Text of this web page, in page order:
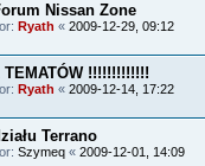
Nissan Zone
Ryath « 2009-12-29, 09:12
TEMATÓW !!!!!!!!!!!!!
Ryath « 2009-12-14, 17:22
Terrano
Szymeq « 2009-12-01, 14:09